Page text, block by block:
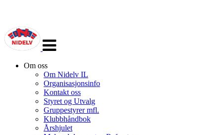
navigasjon
Om oss
Om Nidelv IL
Organisasjonsinfo
Kontakt oss
Styret og Utvalg
Gruppestyrer mfl.
Klubbhåndbok
Årshjulet